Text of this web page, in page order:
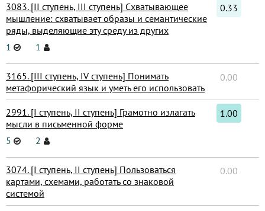
3083. [II ступень, III ступень] Схватывающее
мышление: схватывает образы и семантические
ряды, выделяющие эту среду из других
1
1
0.33
3165. [III ступень, IV ступень] Понимать
метафорический язык и уметь его использовать
0.00
2991. [I ступень, II ступень] Грамотно излагать
мысли в письменной форме
5
2
1.00
3074. [I ступень, II ступень] Пользоваться
картами, схемами, работать со знаковой
системой
0.00